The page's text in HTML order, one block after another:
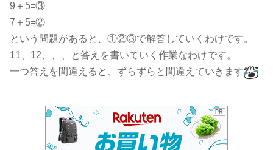
9＋5🟰③
7＋5🟰②
という問題があると、①②③で解答していくわけです。
11、12、、、と答えを書いていく作業なわけです。
一つ答えを間違えると、ずらずらと間違えていきます
PR